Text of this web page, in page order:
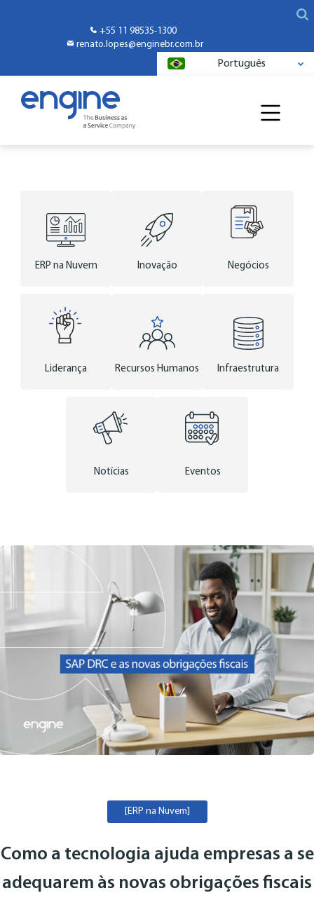
+55 11 98535-1300
renato.lopes@enginebr.com.br
Português
ERP na Nuvem Inovação Negócios
Liderança Recursos Humanos Infraestrutura
Notícias Eventos
[ERP na Nuvem]
Como a tecnologia ajuda empresas a se
adequarem às novas obrigações fiscais